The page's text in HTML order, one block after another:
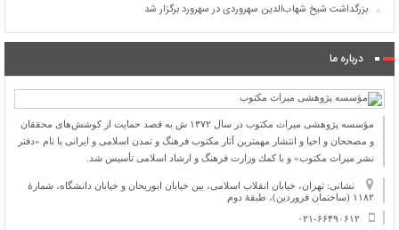
بزرگداشت شیخ شهاب‌الدین سهروردی در سهرورد برگزار شد
درباره ما
مؤسسه پژوهشی میراث مكتوب در سال ۱۳۷۲ ش به قصد حمایت از كوشش‌های محققان
و مصححان و احیا و انتشار مهمترین آثار مكتوب فرهنگ و تمدن اسلامی و ایرانی با نام «دفتر
نشر میراث مكتوب» و با كمك وزارت فرهنگ و ارشاد اسلامی تأسیس شد.
نشانی: تهران، خیابان انقلاب اسلامی، بین خیابان ابوریحان و خیابان دانشگاه، شمارۀ
۱۱۸۲ (ساختمان فروردین)، طبقۀ دوم
۰۲۱-۶۶۴۹۰۶۱۲